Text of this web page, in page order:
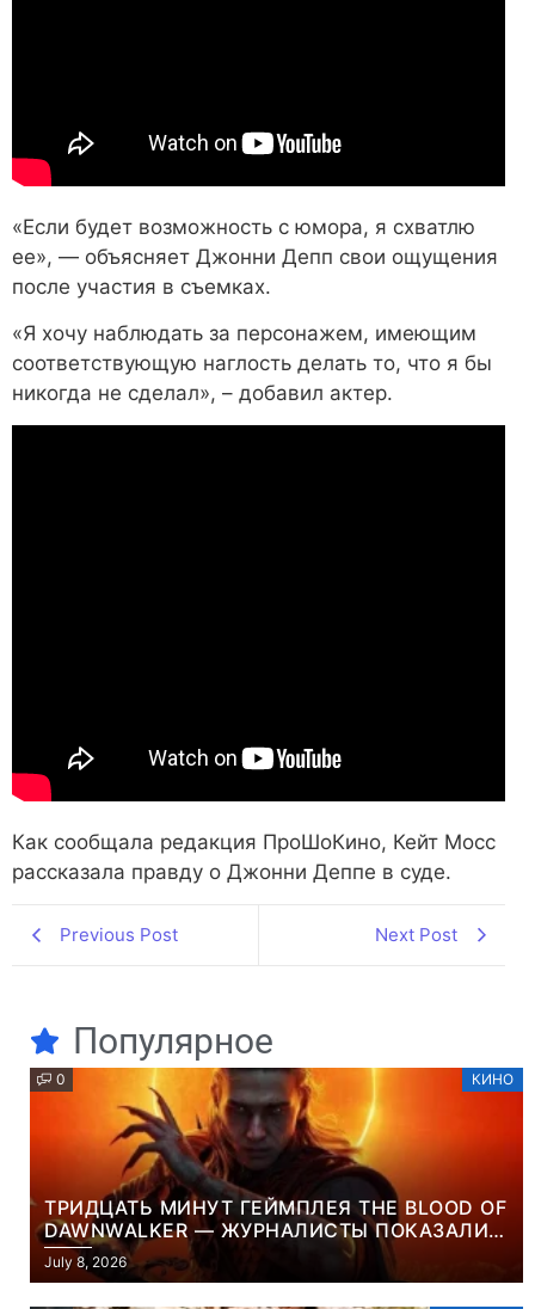
«Если будет возможность с юмора, я схватлю
ее», — объясняет Джонни Депп свои ощущения
после участия в съемках.
«Я хочу наблюдать за персонажем, имеющим
соответствующую наглость делать то, что я бы
никогда не сделал», – добавил актер.
Как сообщала редакция ПроШоКино, Кейт Мосс
рассказала правду о Джонни Деппе в суде.
Previous Post Next Post
Популярное
0 КИНО
ТРИДЦАТЬ МИНУТ ГЕЙМПЛЕЯ THE BLOOD OF
DAWNWALKER — ЖУРНАЛИСТЫ ПОКАЗАЛИ
НАЧАЛО НОВОЙ ИГРЫ ОТ ВЕТЕРАНОВ CD
PROJEKT RED
July 8, 2026